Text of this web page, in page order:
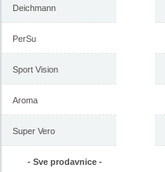
Deichmann
PerSu
Sport Vision
Aroma
Super Vero
- Sve prodavnice -